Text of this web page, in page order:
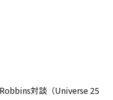
対談（Universe 25